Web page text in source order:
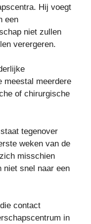
Hij voegt
een
niet zullen
verergeren.
meestal meerdere
of chirurgische
tegenover
weken van de
misschien
niet snel naar een
contact
in